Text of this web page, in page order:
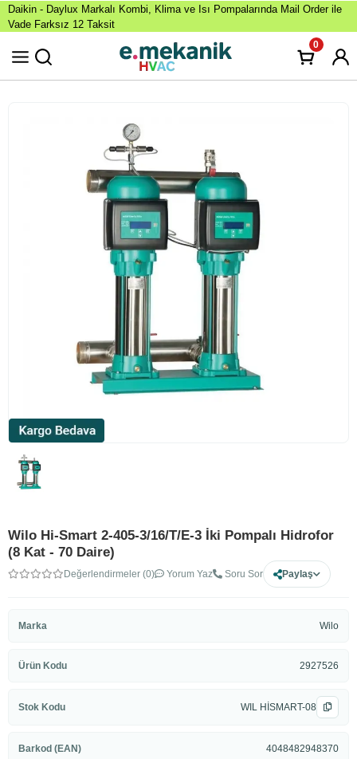
Daikin - Daylux Markalı Kombi, Klima ve Isı Pompalarında Mail Order ile
Vade Farksız 12 Taksit
0
Wilo Hi-Smart 2-405-3/16/T/E-3 İki Pompalı Hidrofor
(8 Kat - 70 Daire)
Değerlendirmeler (0) Yorum Yaz Soru Sor Paylaş
Marka Wilo
Ürün Kodu 2927526
Stok Kodu WIL HİSMART-08
Barkod (EAN) 4048482948370